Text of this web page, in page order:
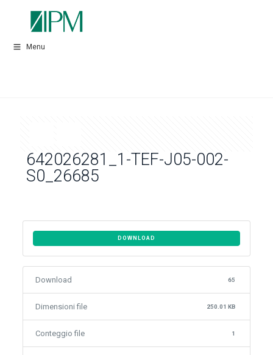
Menu
642026281_1-TEF-J05-002-
S0_26685
DOWNLOAD
Download 65
Dimensioni file 250.01 KB
Conteggio file 1